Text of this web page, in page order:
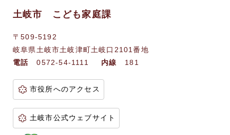
土岐市 こども家庭課
〒509-5192
岐阜県土岐市土岐津町土岐口2101番地
電話
0572-54-1111 内線 181
市役所へのアクセス
土岐市公式ウェブサイト